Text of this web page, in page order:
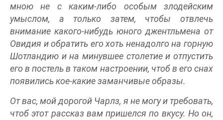
мною не с каким-либо особым злодейским
умыслом, а только затем, чтобы отвлечь
внимание какого-нибудь юного джентльмена от
Овидия и обратить его хоть ненадолго на горную
Шотландию и на минувшее столетие и отпустить
его в постель в таком настроении, чтоб в его снах
появились кое-какие заманчивые образы.
От вас, мой дорогой Чарлз, я не могу и требовать,
чтоб этот рассказ вам пришелся по вкусу. Но он,